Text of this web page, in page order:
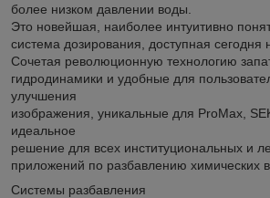
более низком давлении воды.
Это новейшая, наиболее интуитивно
система дозирования, доступная сегодня
Сочетая революционную технологию
гидродинамики и удобные для
улучшения
изображения, уникальные для ProMax,
идеальное
решение для всех институциональных и
приложений по разбавлению химических
Системы разбавления